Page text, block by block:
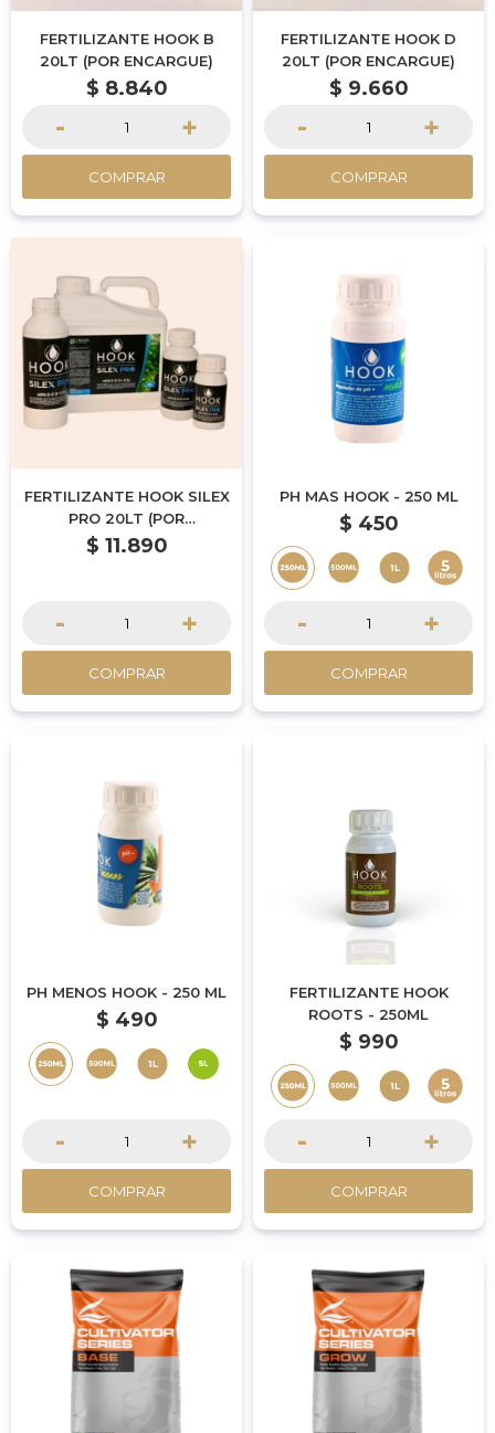
FERTILIZANTE HOOK B
20LT (POR ENCARGUE)
$ 8.840
- +
COMPRAR
FERTILIZANTE HOOK D
20LT (POR ENCARGUE)
$ 9.660
- +
COMPRAR
FERTILIZANTE HOOK SILEX
PRO 20LT (POR
ENCARGUE)
$ 11.890
- +
COMPRAR
PH MAS HOOK - 250 ML
$ 450
- +
COMPRAR
PH MENOS HOOK - 250 ML
$ 490
- +
COMPRAR
FERTILIZANTE HOOK
ROOTS - 250ML
$ 990
- +
COMPRAR